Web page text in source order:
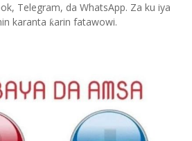
Telegram, da WhatsApp. Za ku iya
karanta ƙarin fatawowi.